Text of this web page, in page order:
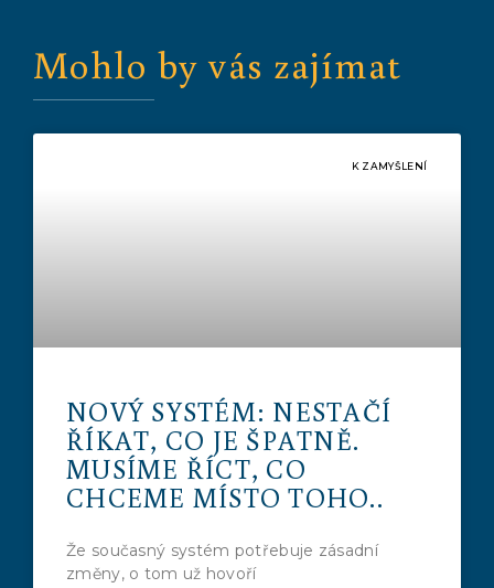
Mohlo by vás zajímat
K ZAMYŠLENÍ
NOVÝ SYSTÉM: NESTAČÍ
ŘÍKAT, CO JE ŠPATNĚ.
MUSÍME ŘÍCT, CO
CHCEME MÍSTO TOHO..
Že současný systém potřebuje zásadní
změny, o tom už hovoří